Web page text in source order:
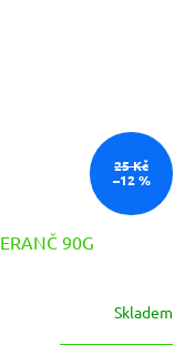
25 Kč
–12 %
90G
Skladem